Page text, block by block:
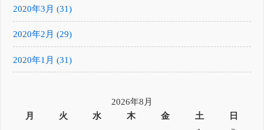
2020年3月 (31)
2020年2月 (29)
2020年1月 (31)
2026年8月
月
火 水 木 金 土
日